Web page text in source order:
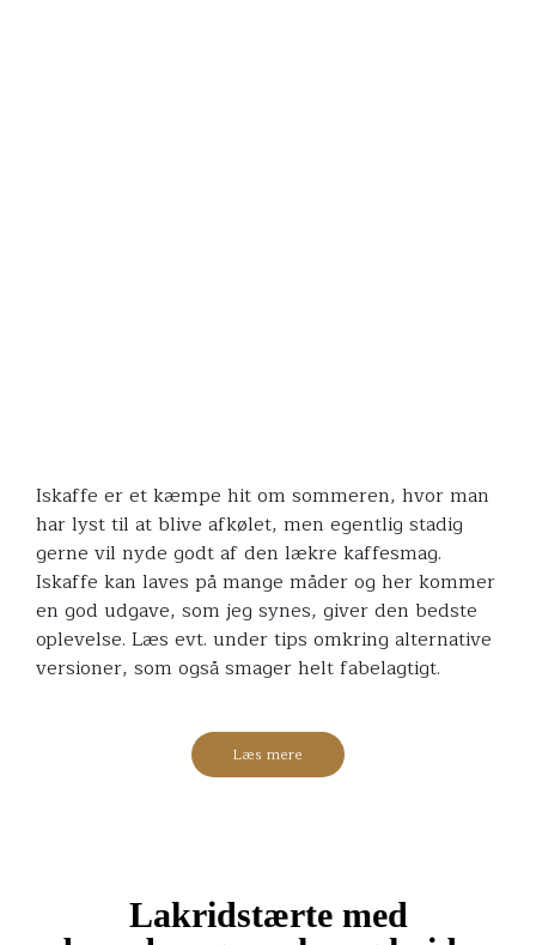
Iskaffe er et kæmpe hit om sommeren, hvor man
har lyst til at blive afkølet, men egentlig stadig
gerne vil nyde godt af den lækre kaffesmag.
Iskaffe kan laves på mange måder og her kommer
en god udgave, som jeg synes, giver den bedste
oplevelse. Læs evt. under tips omkring alternative
versioner, som også smager helt fabelagtigt.
Læs mere
Lakridstærte med